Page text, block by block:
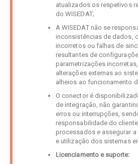
atualizados os respetivos
do WISEDAT;
A WISEDAT não se
inconsistências de dados,
incorretos ou falhas de
resultantes de
parametrizações
alterações externas ao
alheios ao funcionamento
O conector é
de integração, não
erros ou interrupções,
responsabilidade do
processados e assegurar
e utilização dos sistemas
Licenciamento e suporte: